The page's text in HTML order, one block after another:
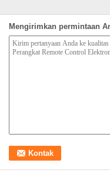
Mengirimkan permintaan